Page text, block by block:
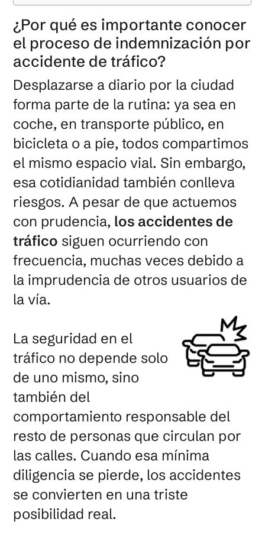
¿Por qué es importante conocer
el proceso de indemnización por
accidente de tráfico?
Desplazarse a diario por la ciudad
forma parte de la rutina: ya sea en
coche, en transporte público, en
bicicleta o a pie, todos compartimos
el mismo espacio vial. Sin embargo,
esa cotidianidad también conlleva
riesgos. A pesar de que actuemos
con prudencia, los accidentes de
tráfico siguen ocurriendo con
frecuencia, muchas veces debido a
la imprudencia de otros usuarios de
la vía.
La seguridad en el
tráfico no depende solo
de uno mismo, sino
también del
comportamiento responsable del
resto de personas que circulan por
las calles. Cuando esa mínima
diligencia se pierde, los accidentes
se convierten en una triste
posibilidad real.